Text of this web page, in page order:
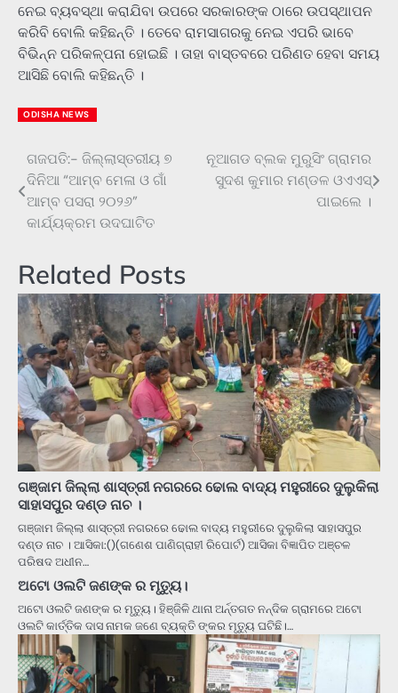
ନେଇ ବ୍ୟବସ୍ଥା କରାଯିବା ଉପରେ ସରକାରଙ୍କ ଠାରେ ଉପସ୍ଥାପନ
କରିବି ବୋଲି କହିଛନ୍ତି । ତେବେ ରାମସାଗରକୁ ନେଇ ଏପରି ଭାବେ
ବିଭିନ୍ନ ପରିକଳ୍ପନା ହୋଇଛି । ତାହା ବାସ୍ତବରେ ପରିଣତ ହେବା ସମୟ
ଆସିଛି ବୋଲି କହିଛନ୍ତି ।
ODISHA NEWS
Post
navigation
ଗଜପତି:- ଜିଲ୍ଲାସ୍ତରୀୟ ୭
ଦିନିଆ “ଆମ୍ବ ମେଳା ଓ ଗାଁ
ଆମ୍ବ ପସରା ୨୦୨୬”
କାର୍ଯ୍ୟକ୍ରମ ଉଦଘାଟିତ
ନୂଆଗଡ ବ୍ଲକ ମୁରୁସିଂ ଗ୍ରାମର
ସୁଦଶ କୁମାର ମଣ୍ଡଳ ଓଏଏସ୍
ପାଇଲେ ।
Related Posts
ଗଞ୍ଜାମ ଜିଲ୍ଲା ଶାସ୍ତ୍ରୀ ନଗରରେ ଢୋଲ ବାଦ୍ୟ ମହୁରୀରେ ଦୁଲୁକିଲା
ସାହାସପୁର ଦଣ୍ଡ ନାଚ ।
ଗଞ୍ଜାମ ଜିଲ୍ଲା ଶାସ୍ତ୍ରୀ ନଗରରେ ଢୋଲ ବାଦ୍ୟ ମହୁରୀରେ ଦୁଲୁକିଲା ସାହାସପୁର
ଦଣ୍ଡ ନାଚ । ଆସିକା:()(ଗଣେଶ ପାଣିଗ୍ରାହୀ ରିପୋର୍ଟ) ଆସିକା ବିଜ୍ଞାପିତ ଅଞ୍ଚଳ
ପରିଷଦ ଅଧୀନ…
ଅଟୋ ଓଲଟି ଜଣଙ୍କ ର ମୃତ୍ୟୁ।
ଅଟୋ ଓଲଟି ଜଣଙ୍କ ର ମୃତ୍ୟୁ। ହିଞ୍ଜିଳି ଥାନା ଅର୍ନ୍ତଗତ ନନ୍ଦିକ ଗ୍ରାମରେ ଅଟୋ
ଓଲଟି କାର୍ତ୍ତିକ ଦାସ ନାମକ ଜଣେ ବ୍ୟକ୍ତି ଙ୍କର ମୃତ୍ୟୁ ଘଟିଛି।…